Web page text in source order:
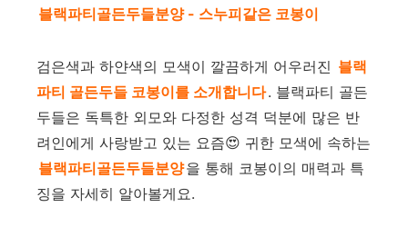
블랙파티골든두들분양 - 스누피같은 코봉이
검은색과 하얀색의 모색이 깔끔하게 어우러진 블랙
파티 골든두들 코봉이를 소개합니다. 블랙파티 골든
두들은 독특한 외모와 다정한 성격 덕분에 많은 반
려인에게 사랑받고 있는 요즘😍 귀한 모색에 속하는
블랙파티골든두들분양을 통해 코봉이의 매력과 특
징을 자세히 알아볼게요.